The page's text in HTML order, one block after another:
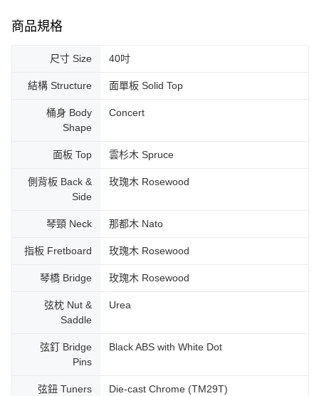
商品規格
尺寸 Size 40吋
結構 Structure 面單板 Solid Top
桶身 Body
Shape
Concert
面板 Top 雲杉木 Spruce
側背板 Back &
Side
玫瑰木 Rosewood
琴頸 Neck 那都木 Nato
指板 Fretboard 玫瑰木 Rosewood
琴橋 Bridge 玫瑰木 Rosewood
弦枕 Nut &
Saddle
Urea
弦釘 Bridge
Pins
Black ABS with White Dot
弦鈕 Tuners Die-cast Chrome (TM29T)